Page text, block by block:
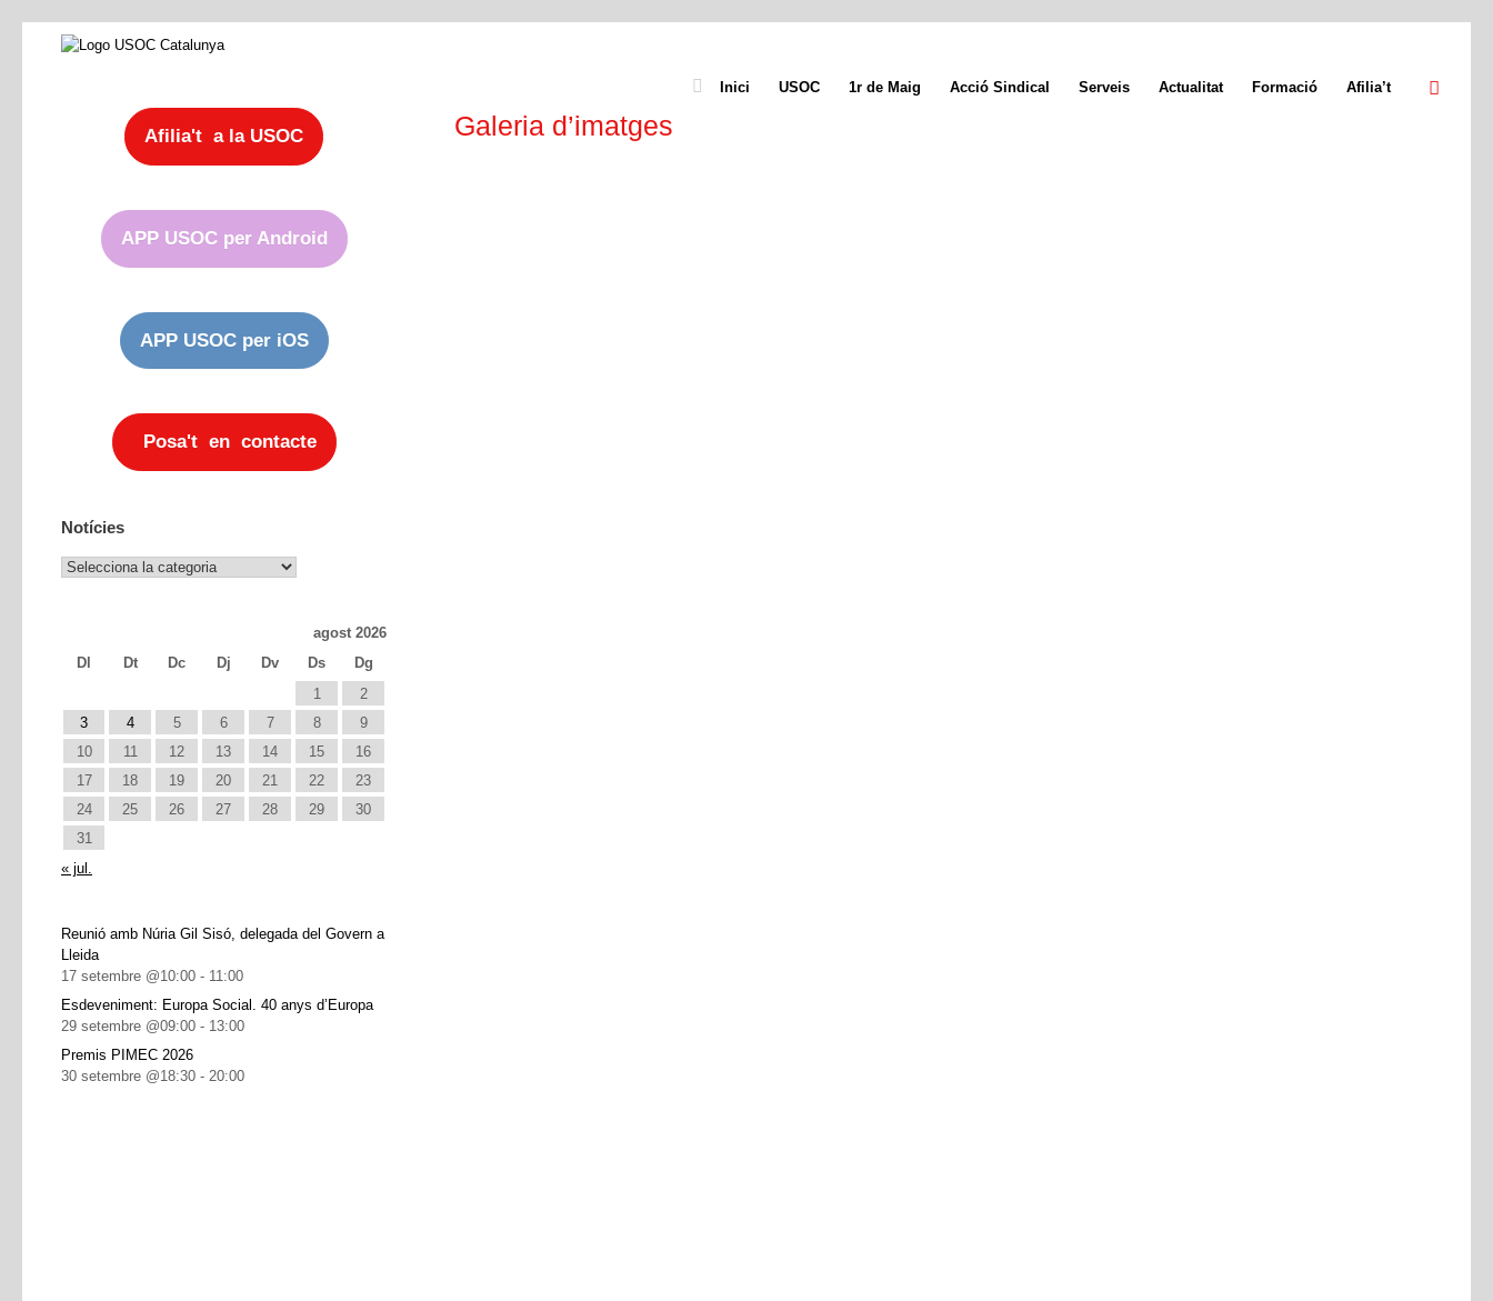
Inici USOC 1r de Maig Acció Sindical Serveis Actualitat Formació Afilia’t
Galeria d’imatges
Afilia't a la USOC
APP USOC per Android
APP USOC per iOS
Posa't en contacte
Notícies
Notícies
agost 2026
Dl
Dt Dc Dj Dv Ds
Dg
1
2
3
4 5 6 7 8
9
10
11 12 13 14 15
16
17
18 19 20 21 22
23
24
25 26 27 28 29
30
31
« jul.
Reunió amb Núria Gil Sisó, delegada del Govern a
Lleida
17 setembre @10:00 - 11:00
Esdeveniment: Europa Social. 40 anys d’Europa
29 setembre @09:00 - 13:00
Premis PIMEC 2026
30 setembre @18:30 - 20:00